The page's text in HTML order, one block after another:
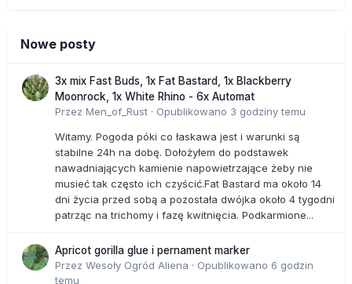
Nowe posty
3x mix Fast Buds, 1x Fat Bastard, 1x Blackberry
Moonrock, 1x White Rhino - 6x Automat
Przez Men_of_Rust · Opublikowano 3 godziny temu
Witamy. Pogoda póki co łaskawa jest i warunki są
stabilne 24h na dobę. Dołożyłem do podstawek
nawadniających kamienie napowietrzające żeby nie
musieć tak często ich czyścić.Fat Bastard ma około 14
dni życia przed sobą a pozostała dwójka około 4 tygodni
patrząc na trichomy i fazę kwitnięcia. Podkarmione...
Apricot gorilla glue i pernament marker
Przez Wesoły Ogród Aliena · Opublikowano 6 godzin
temu